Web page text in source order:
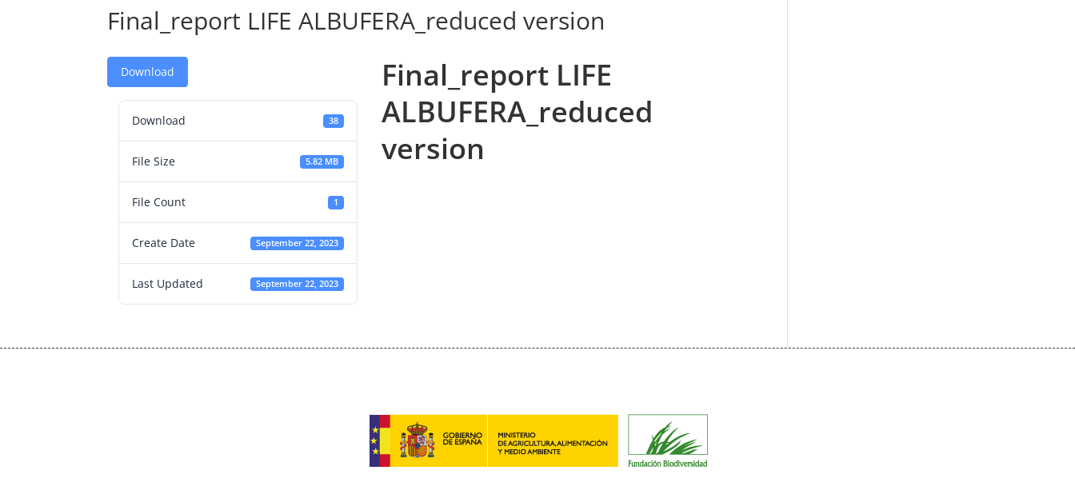
Final_report LIFE ALBUFERA_reduced version
Download
Download 38
File Size 5.82 MB
File Count 1
Create Date September 22, 2023
Last Updated September 22, 2023
Final_report LIFE
ALBUFERA_reduced
version